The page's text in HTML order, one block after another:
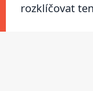
rozklíčovat